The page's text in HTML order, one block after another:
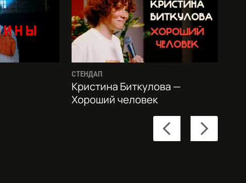
Previous
slide
Next
slide
СТЕНДАП
Кристина Биткулова —
Хороший человек